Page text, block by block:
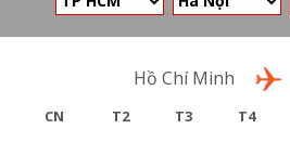
Hồ Chí Minh
CN T2 T3 T4